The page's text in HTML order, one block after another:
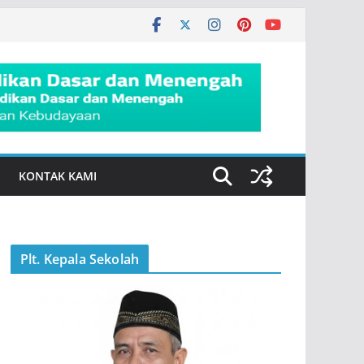
KONTAK KAMI
Plt. Kepala Sekolah